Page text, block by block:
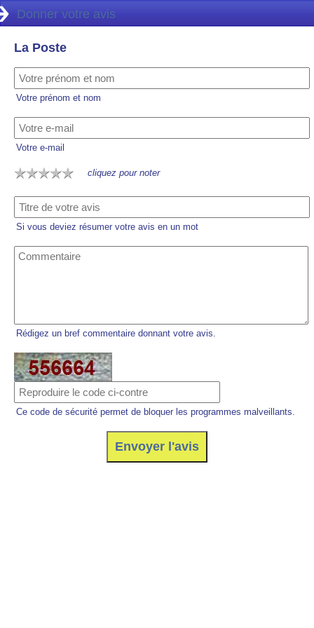
Donner votre avis
La Poste
Votre prénom et nom
Votre e-mail
cliquez pour noter
Si vous deviez résumer votre avis en un mot
Rédigez un bref commentaire donnant votre avis.
Ce code de sécurité permet de bloquer les programmes malveillants.